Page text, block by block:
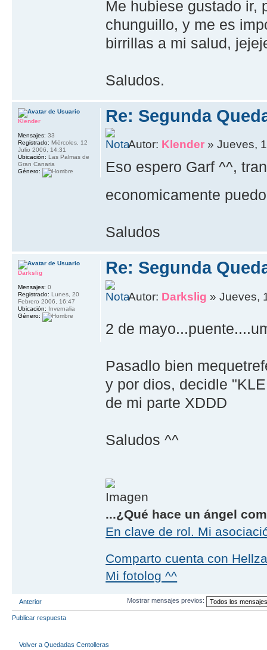
Me hubiese gustado ir,
chunguillo, y me es
birrillas a mi salud,
Saludos.
Re: Segunda
Autor: Klender » Jueves,
Eso espero Garf ^^,
economicamente
Saludos
Klender
Mensajes: 33
Registrado: Miércoles, 12
Julio 2006, 14:31
Ubicación: Las Palmas de
Gran Canaria
Género:
Re: Segunda
Autor: Darkslig » Jueves,
2 de
Pasadlo bien
y por dios, decidle
de mi parte XDDD
Saludos ^^
...¿Qué hace un ángel
En clave de rol. Mi
Comparto cuenta con
Mi fotolog ^^
Darkslig
Mensajes: 0
Registrado: Lunes, 20
Febrero 2006, 16:47
Ubicación: Invernalia
Género:
Anterior Mostrar mensajes previos:
Publicar respuesta
Volver a Quedadas Centolleras